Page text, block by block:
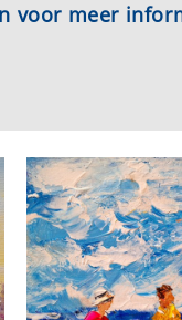
voor meer